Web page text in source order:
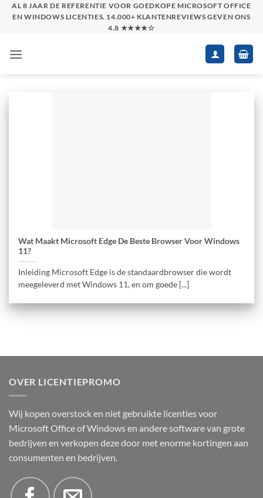
SkipAL 8 JAAR DE REFERENTIE VOOR GOEDKOPE MICROSOFT OFFICE
EN WINDOWS LICENTIES. 14.000+ KLANTENREVIEWS GEVEN ONS
4.8 ★★★★☆
Wat Maakt Microsoft Edge De Beste Browser Voor Windows
11?
Inleiding Microsoft Edge is de standaardbrowser die wordt
meegeleverd met Windows 11, en om goede [...]
OVER LICENTIEPROMO
Wij kopen overstock en niet gebruikte licenties voor
Microsoft Office of Windows en andere software van grote
bedrijven en verkopen deze door met enorme kortingen aan
consumenten en bedrijven.